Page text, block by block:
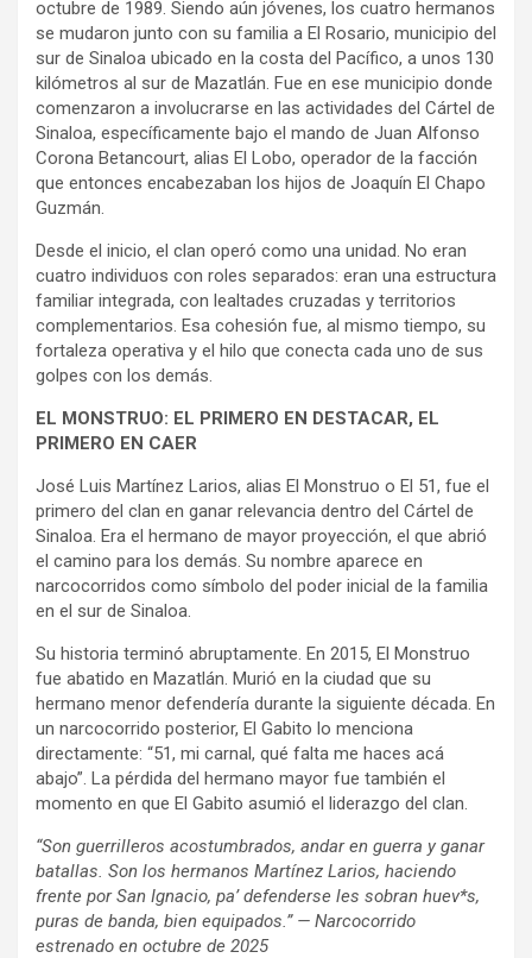
octubre de 1989. Siendo aún jóvenes, los cuatro hermanos
se mudaron junto con su familia a El Rosario, municipio del
sur de Sinaloa ubicado en la costa del Pacífico, a unos 130
kilómetros al sur de Mazatlán. Fue en ese municipio donde
comenzaron a involucrarse en las actividades del Cártel de
Sinaloa, específicamente bajo el mando de Juan Alfonso
Corona Betancourt, alias El Lobo, operador de la facción
que entonces encabezaban los hijos de Joaquín El Chapo
Guzmán.
Desde el inicio, el clan operó como una unidad. No eran
cuatro individuos con roles separados: eran una estructura
familiar integrada, con lealtades cruzadas y territorios
complementarios. Esa cohesión fue, al mismo tiempo, su
fortaleza operativa y el hilo que conecta cada uno de sus
golpes con los demás.
EL MONSTRUO: EL PRIMERO EN DESTACAR, EL
PRIMERO EN CAER
José Luis Martínez Larios, alias El Monstruo o El 51, fue el
primero del clan en ganar relevancia dentro del Cártel de
Sinaloa. Era el hermano de mayor proyección, el que abrió
el camino para los demás. Su nombre aparece en
narcocorridos como símbolo del poder inicial de la familia
en el sur de Sinaloa.
Su historia terminó abruptamente. En 2015, El Monstruo
fue abatido en Mazatlán. Murió en la ciudad que su
hermano menor defendería durante la siguiente década. En
un narcocorrido posterior, El Gabito lo menciona
directamente: “51, mi carnal, qué falta me haces acá
abajo”. La pérdida del hermano mayor fue también el
momento en que El Gabito asumió el liderazgo del clan.
“Son guerrilleros acostumbrados, andar en guerra y ganar
batallas. Son los hermanos Martínez Larios, haciendo
frente por San Ignacio, pa’ defenderse les sobran huev*s,
puras de banda, bien equipados.” — Narcocorrido
estrenado en octubre de 2025